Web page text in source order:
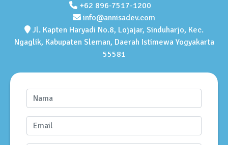
+62 896-7517-1200
info@annisadev.com
Jl. Kapten Haryadi No.8, Lojajar, Sinduharjo, Kec.
Ngaglik, Kabupaten Sleman, Daerah Istimewa Yogyakarta
55581